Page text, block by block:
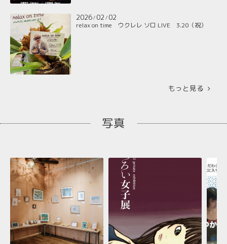
2026/ 02 / 02
relax on time ウクレレ ソロ LIVE 3.20（祝）
もっと見る
写真